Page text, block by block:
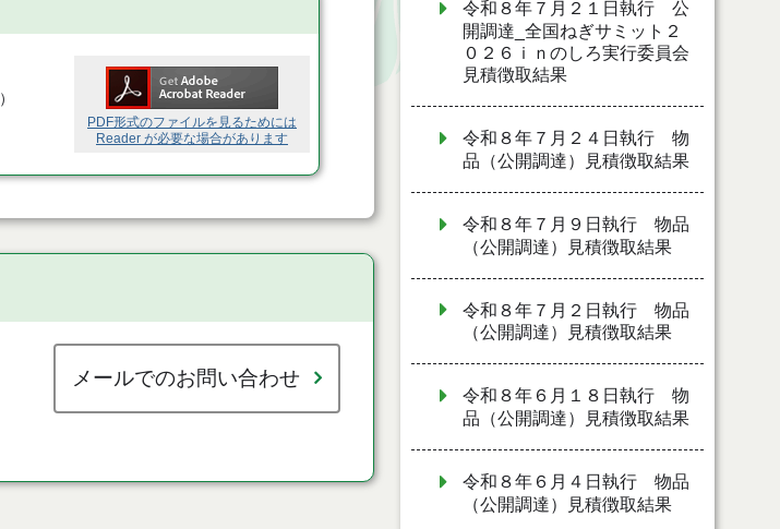
PDF形式のファイルを見るためには
Reader が必要な場合があります
）
メールでのお問い合わせ
令和８年７月２１日執行 公
開調達_全国ねぎサミット２
０２６ｉｎのしろ実行委員会
見積徴取結果
令和８年７月２４日執行 物
品（公開調達）見積徴取結果
令和８年７月９日執行 物品
（公開調達）見積徴取結果
令和８年７月２日執行 物品
（公開調達）見積徴取結果
令和８年６月１８日執行 物
品（公開調達）見積徴取結果
令和８年６月４日執行 物品
（公開調達）見積徴取結果